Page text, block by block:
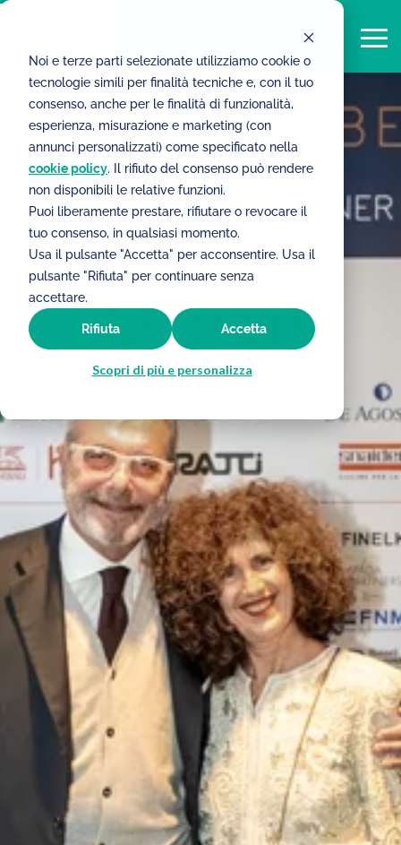
Noi e terze parti selezionate utilizziamo cookie o
tecnologie simili per finalità tecniche e, con il tuo
consenso, anche per le finalità di funzionalità,
esperienza, misurazione e marketing (con
annunci personalizzati) come specificato nella
cookie policy. Il rifiuto del consenso può rendere
non disponibili le relative funzioni.
Puoi liberamente prestare, rifiutare o revocare il
tuo consenso, in qualsiasi momento.
Usa il pulsante "Accetta" per acconsentire. Usa il
pulsante "Rifiuta" per continuare senza
accettare.
Scopri di più e personalizza
Accetta
Rifiuta